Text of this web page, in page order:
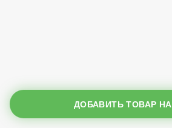
ДОБАВИТЬ ТОВАР НА